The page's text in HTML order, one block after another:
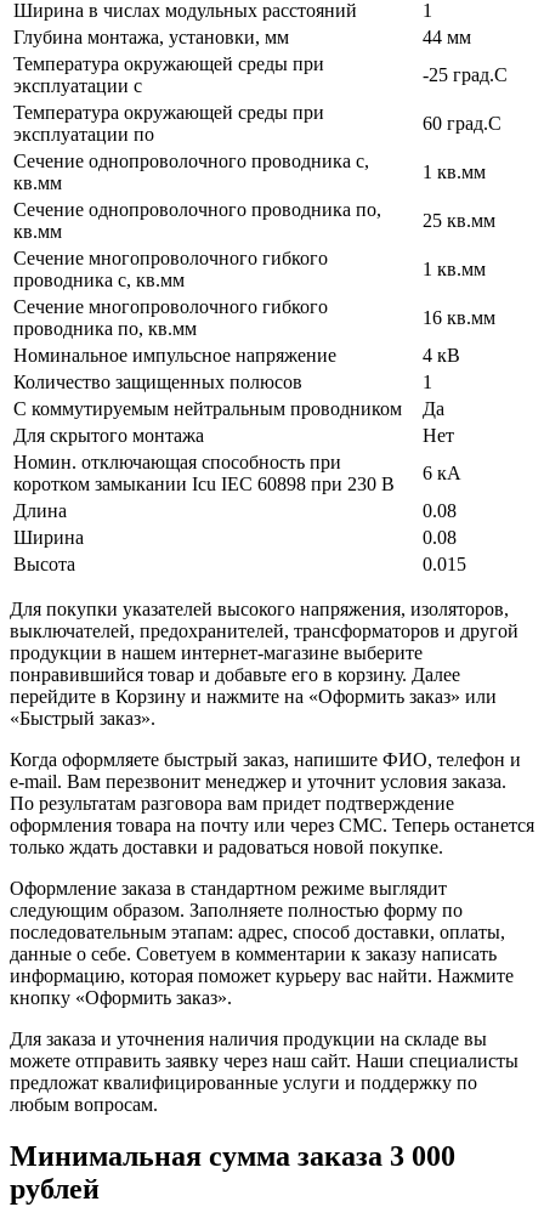
Ширина в числах модульных расстояний
1
Глубина монтажа, установки, мм
44 мм
Температура окружающей среды при
эксплуатации с
-25 град.C
Температура окружающей cреды при
эксплуатации по
60 град.C
Сечение однопроволочного проводника с,
кв.мм
1 кв.мм
Сечение однопроволочного проводника по,
кв.мм
25 кв.мм
Сечение многопроволочного гибкого
проводника с, кв.мм
1 кв.мм
Сечение многопроволочного гибкого
проводника по, кв.мм
16 кв.мм
Номинальное импульсное напряжение
4 кВ
Количество защищенных полюсов
1
С коммутируемым нейтральным проводником
Да
Для скрытого монтажа
Нет
Номин. отключающая способность при
коротком замыкании Icu IEC 60898 при 230 В
6 кА
Длина
0.08
Ширина
0.08
Высота
0.015
Для покупки указателей высокого напряжения, изоляторов,
выключателей, предохранителей, трансформаторов и другой
продукции в нашем интернет-магазине выберите
понравившийся товар и добавьте его в корзину. Далее
перейдите в Корзину и нажмите на «Оформить заказ» или
«Быстрый заказ».
Когда оформляете быстрый заказ, напишите ФИО, телефон и
e-mail. Вам перезвонит менеджер и уточнит условия заказа.
По результатам разговора вам придет подтверждение
оформления товара на почту или через СМС. Теперь останется
только ждать доставки и радоваться новой покупке.
Оформление заказа в стандартном режиме выглядит
следующим образом. Заполняете полностью форму по
последовательным этапам: адрес, способ доставки, оплаты,
данные о себе. Советуем в комментарии к заказу написать
информацию, которая поможет курьеру вас найти. Нажмите
кнопку «Оформить заказ».
Для заказа и уточнения наличия продукции на складе вы
можете отправить заявку через наш сайт. Наши специалисты
предложат квалифицированные услуги и поддержку по
любым вопросам.
Минимальная сумма заказа 3 000
рублей